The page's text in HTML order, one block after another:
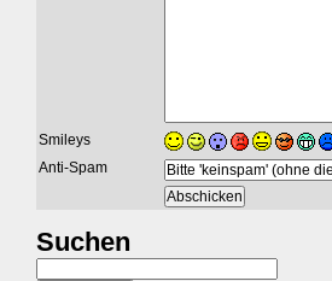
Smileys
Anti-Spam
Suchen